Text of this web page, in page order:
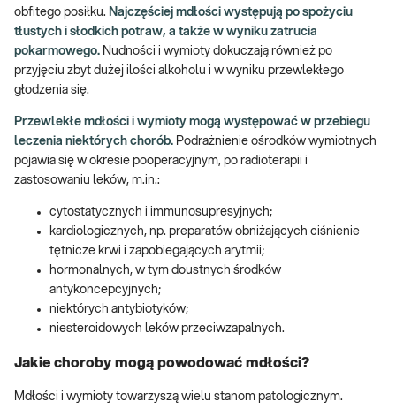
obfitego posiłku. Najczęściej mdłości występują po spożyciu
tłustych i słodkich potraw, a także w wyniku zatrucia
pokarmowego. Nudności i wymioty dokuczają również po
przyjęciu zbyt dużej ilości alkoholu i w wyniku przewlekłego
głodzenia się.
Przewlekłe mdłości i wymioty mogą występować w przebiegu
leczenia niektórych chorób. Podrażnienie ośrodków wymiotnych
pojawia się w okresie pooperacyjnym, po radioterapii i
zastosowaniu leków, m.in.:
cytostatycznych i immunosupresyjnych;
kardiologicznych, np. preparatów obniżających ciśnienie
tętnicze krwi i zapobiegających arytmii;
hormonalnych, w tym doustnych środków
antykoncepcyjnych;
niektórych antybiotyków;
niesteroidowych leków przeciwzapalnych.
Jakie choroby mogą powodować mdłości?
Mdłości i wymioty towarzyszą wielu stanom patologicznym.